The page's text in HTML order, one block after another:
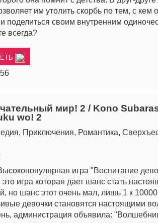
им утолить скорбь по тем, с кем
поделиться своим внутренним
всегда?
мир! 2 / Kono
wo! 2
Приключения, Романтика,
игра "Воспитание
игра которая дает шанс стать
но шанс этот очень мал, лишь 1 к
девочки становятся настоящими
администрация объявила: